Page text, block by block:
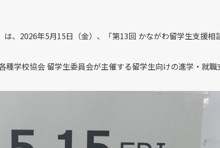
、2026年5月15日（金）、「第13回 かながわ留学生支援相
種学校協会 留学生委員会が主催する留学生向けの進学・就職